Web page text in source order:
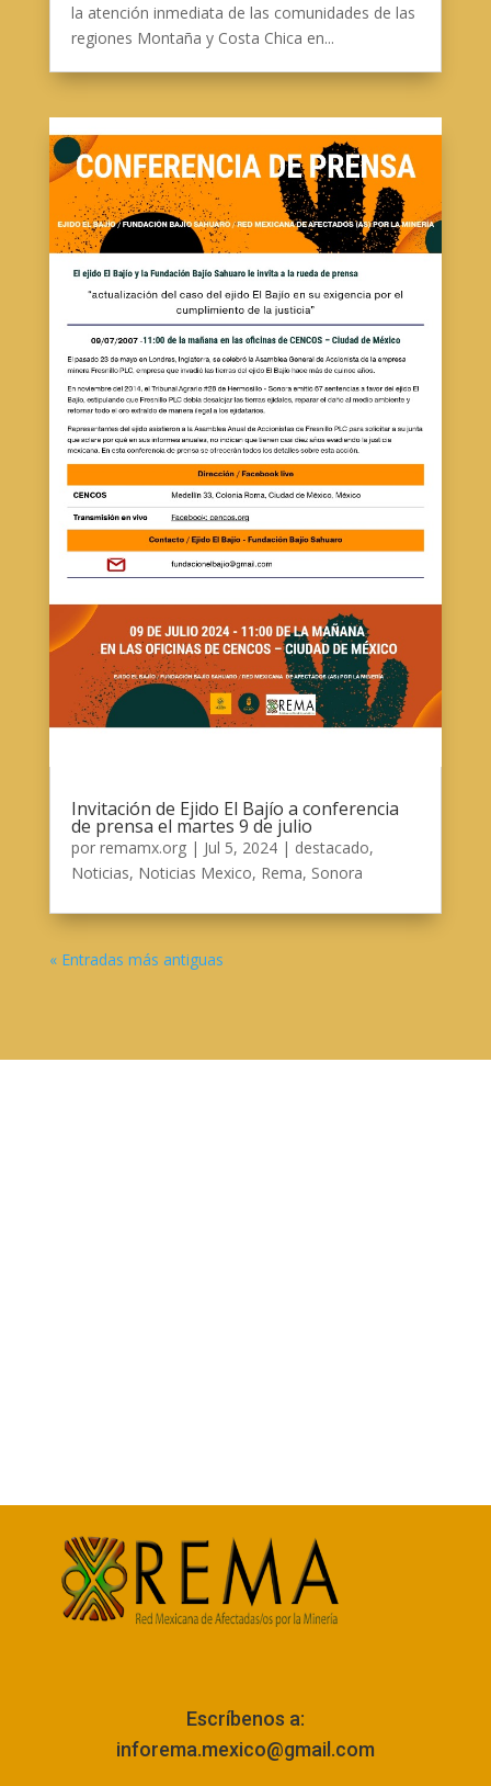
la atención inmediata de las comunidades de las
regiones Montaña y Costa Chica en...
Invitación de Ejido El Bajío a conferencia
de prensa el martes 9 de julio
por remamx.org| Jul 5, 2024| destacado,
Noticias, Noticias Mexico, Rema, Sonora
« Entradas más antiguas
Escríbenos a:
inforema.mexico@gmail.com